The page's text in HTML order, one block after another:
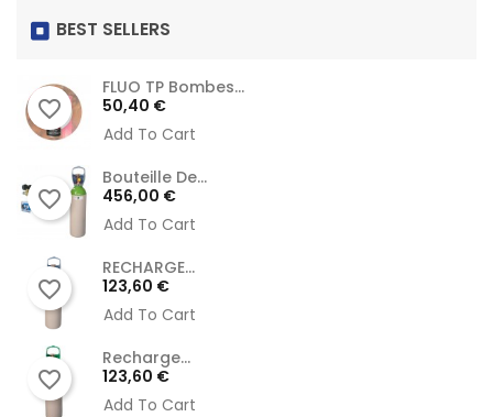
BEST SELLERS
FLUO TP Bombes...
Prix
50,40 €
Add To Cart
favorite_border
Bouteille De...
Prix
456,00 €
Add To Cart
favorite_border
RECHARGE...
Prix
123,60 €
Add To Cart
favorite_border
Recharge...
Prix
123,60 €
Add To Cart
favorite_border